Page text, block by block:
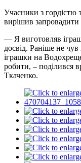
Учасники з гордістю
вирішив запровадити
— Я виготовляв
досвід. Раніше не
іграшки на
робити, – поділився
Ткаченко.